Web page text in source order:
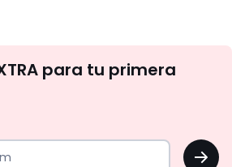
te
tu
para tu primera
OK